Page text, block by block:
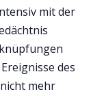
mit der
des
mehr